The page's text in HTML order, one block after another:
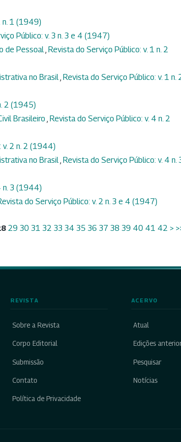
n. 1 (1949)
Público: v. 3 n. 3 e 4 (1947)
de Pessoal, Revista do Serviço Público: v. 1 n. 2
no Brasil, Revista do Serviço Público: v. 1 n.
2 (1945)
Brasileiro , Revista do Serviço Público: v. 4 n. 2
v. 2 n. 2 (1944)
no Brasil, Revista do Serviço Público: v. 4 n.
n. 3 (1944)
do Serviço Público: v. 2 n. 3 e 4 (1947)
29 30 31 32 33 34 35 36 37 38 39 40 41 42 >
REVISTA
Sobre a Revista
Corpo Editorial
Submissão
Contato
Política de Privacidade
ACERVO
Atual
Edições
Pesquisar
Notícias